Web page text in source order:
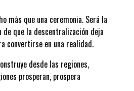
más que una ceremonia. Será la
que la descentralización deja
convertirse en una realidad.
desde las regiones,
prosperan, prospera